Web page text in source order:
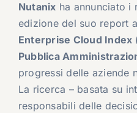
Nutanix ha annunciato i
edizione del suo report
Enterprise Cloud Index
Pubblica
progressi delle aziende
La ricerca – basata su
responsabili delle